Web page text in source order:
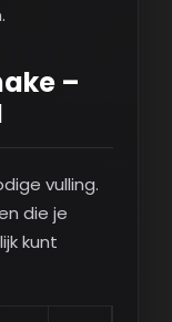
–
vulling.
die je
kunt